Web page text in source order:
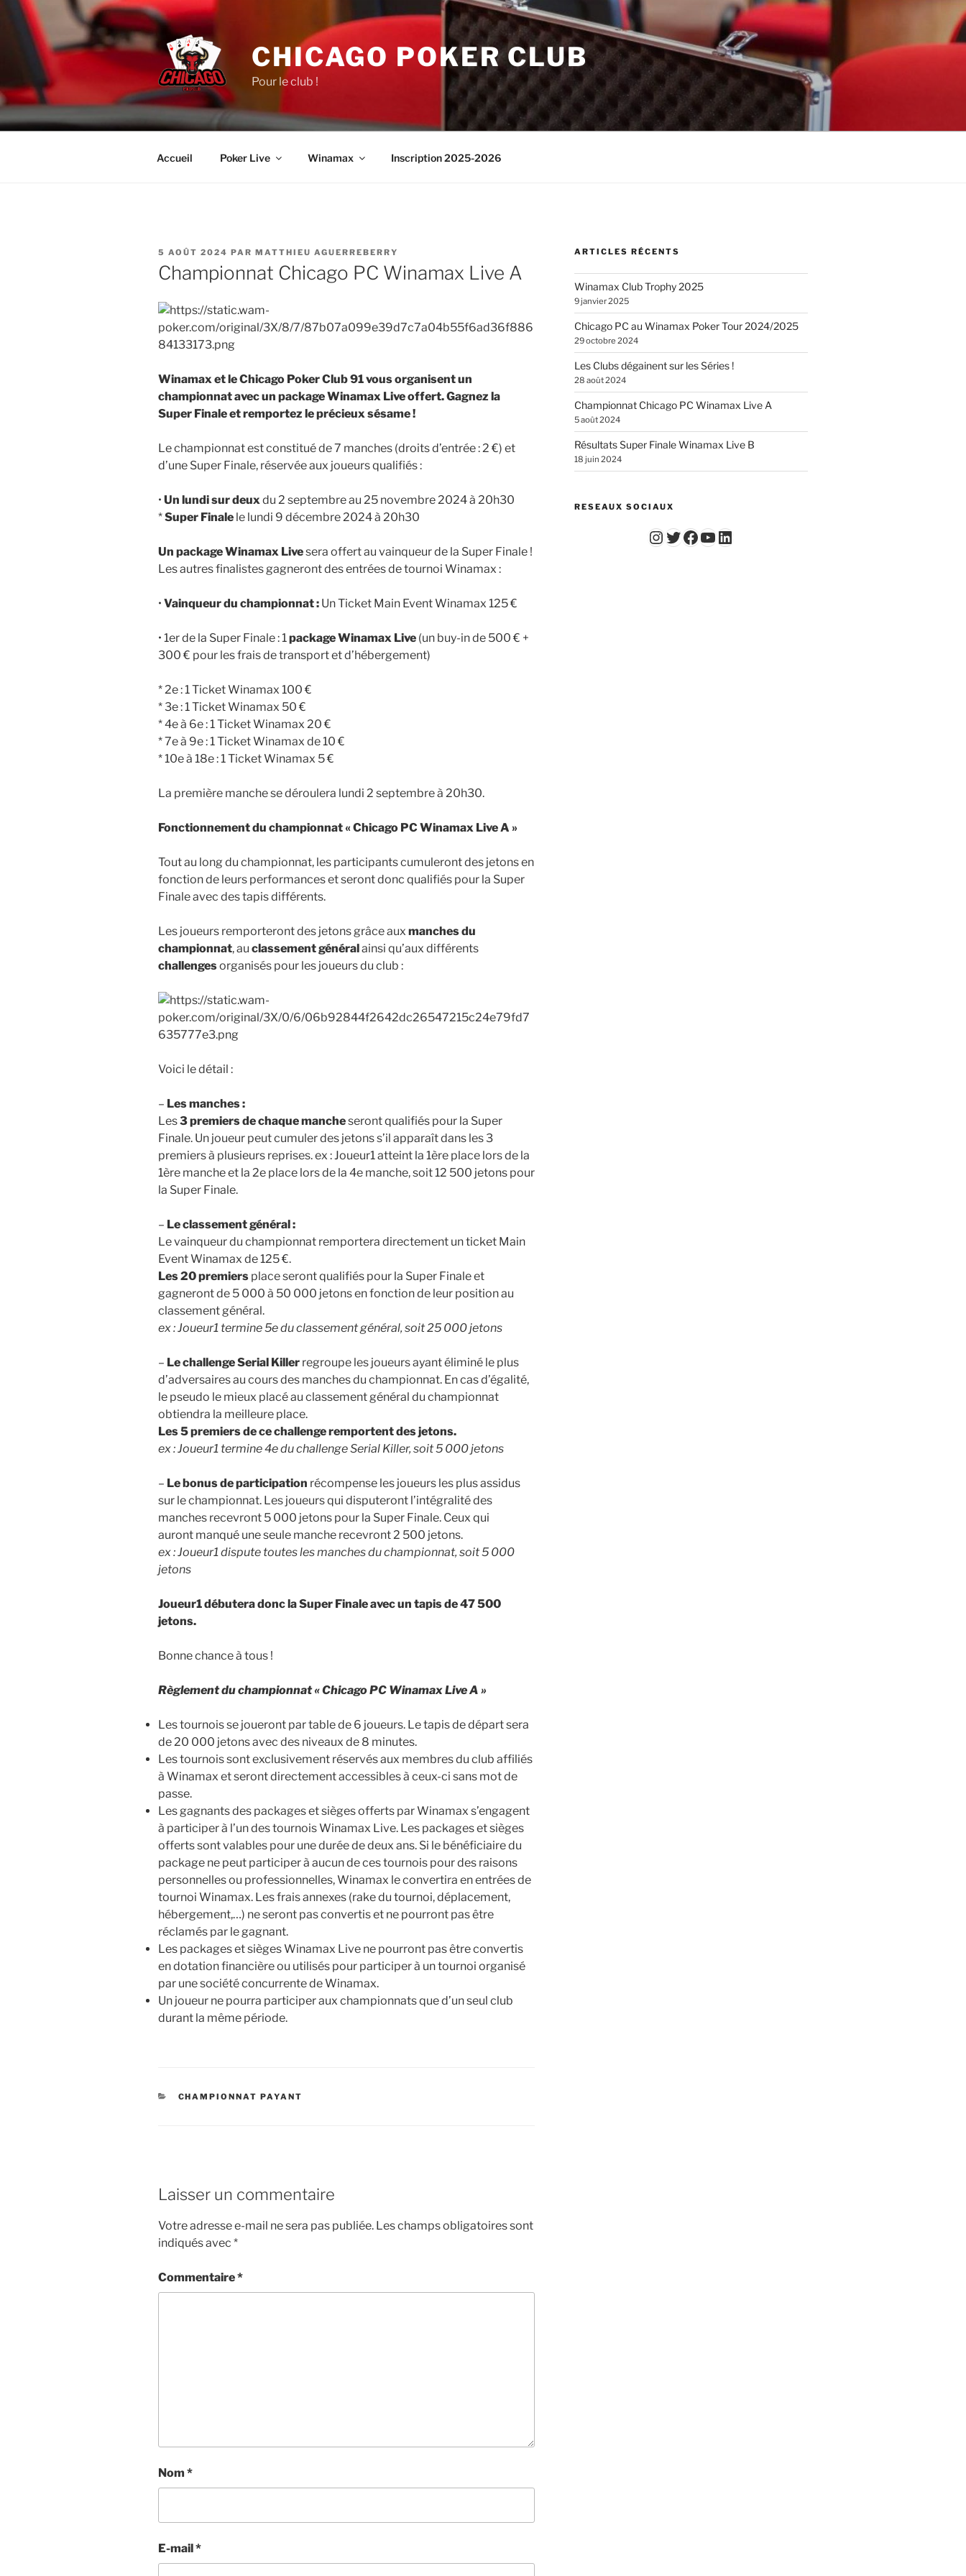
Aller
contenu
principal
CHICAGO POKER CLUB
Pour le club !
Accueil Poker Live Winamax Inscription 2025-2026
PUBLIÉ
LE
5 AOÛT 2024 PAR MATTHIEU AGUERREBERRY
Championnat Chicago PC Winamax Live A
Winamax et le Chicago Poker Club 91 vous organisent un
championnat avec un package Winamax Live offert. Gagnez la
Super Finale et remportez le précieux sésame !
Le championnat est constitué de 7 manches (droits d’entrée : 2 €) et
d’une Super Finale, réservée aux joueurs qualifiés :
• Un lundi sur deuxdu 2 septembre au 25 novembre 2024 à 20h30
*Super Finale le lundi 9 décembre 2024 à 20h30
Un package Winamax Livesera offert au vainqueur de la Super Finale !
Les autres finalistes gagneront des entrées de tournoi Winamax :
• Vainqueur du championnat : Un Ticket Main Event Winamax 125 €
• 1er de la Super Finale : 1package Winamax Live (un buy-in de 500 € +
300 € pour les frais de transport et d’hébergement)
* 2e : 1 Ticket Winamax 100 €
* 3e : 1 Ticket Winamax 50 €
* 4e à 6e : 1 Ticket Winamax 20 €
* 7e à 9e : 1 Ticket Winamax de 10 €
* 10e à 18e : 1 Ticket Winamax 5 €
La première manche se déroulera lundi 2 septembre à 20h30.
Fonctionnement du championnat « Chicago PC Winamax Live A »
Tout au long du championnat, les participants cumuleront des jetons en
fonction de leurs performances et seront donc qualifiés pour la Super
Finale avec des tapis différents.
Les joueurs remporteront des jetons grâce aux manches du
championnat, au classement général ainsi qu’aux différents
challengesorganisés pour les joueurs du club :
Voici le détail :
– Les manches :
Les3 premiers de chaque mancheseront qualifiés pour la Super
Finale. Un joueur peut cumuler des jetons s’il apparaît dans les 3
premiers à plusieurs reprises. ex : Joueur1 atteint la 1ère place lors de la
1ère manche et la 2e place lors de la 4e manche, soit 12 500 jetons pour
la Super Finale.
– Le classement général :
Le vainqueur du championnat remportera directement un ticket Main
Event Winamax de 125 €.
Les 20 premiers place seront qualifiés pour la Super Finale et
gagneront de 5 000 à 50 000 jetons en fonction de leur position au
classement général.
ex : Joueur1 termine 5e du classement général, soit 25 000 jetons
– Le challenge Serial Killer regroupe les joueurs ayant éliminé le plus
d’adversaires au cours des manches du championnat. En cas d’égalité,
le pseudo le mieux placé au classement général du championnat
obtiendra la meilleure place.
Les 5 premiers de ce challenge remportent des jetons.
ex : Joueur1 termine 4e du challenge Serial Killer, soit 5 000 jetons
– Le bonus de participation récompense les joueurs les plus assidus
sur le championnat. Les joueurs qui disputeront l’intégralité des
manches recevront 5 000 jetons pour la Super Finale. Ceux qui
auront manqué une seule manche recevront 2 500 jetons.
ex : Joueur1 dispute toutes les manches du championnat, soit 5 000
jetons
Joueur1 débutera donc la Super Finale avec un tapis de 47 500
jetons.
Bonne chance à tous !
Règlement du championnat « Chicago PC Winamax Live A »
Les tournois se joueront par table de 6 joueurs. Le tapis de départ sera
de 20 000 jetons avec des niveaux de 8 minutes.
Les tournois sont exclusivement réservés aux membres du club affiliés
à Winamax et seront directement accessibles à ceux-ci sans mot de
passe.
Les gagnants des packages et sièges offerts par Winamax s’engagent
à participer à l’un des tournois Winamax Live. Les packages et sièges
offerts sont valables pour une durée de deux ans. Si le bénéficiaire du
package ne peut participer à aucun de ces tournois pour des raisons
personnelles ou professionnelles, Winamax le convertira en entrées de
tournoi Winamax. Les frais annexes (rake du tournoi, déplacement,
hébergement,…) ne seront pas convertis et ne pourront pas être
réclamés par le gagnant.
Les packages et sièges Winamax Live ne pourront pas être convertis
en dotation financière ou utilisés pour participer à un tournoi organisé
par une société concurrente de Winamax.
Un joueur ne pourra participer aux championnats que d’un seul club
durant la même période.
CATÉGORIES
CHAMPIONNAT PAYANT
Laisser un commentaire
Votre adresse e-mail ne sera pas publiée. Les champs obligatoires sont
indiqués avec *
Commentaire*
Nom *
E-mail*
ARTICLES RÉCENTS
Winamax Club Trophy 2025
9 janvier 2025
Chicago PC au Winamax Poker Tour 2024/2025
29 octobre 2024
Les Clubs dégainent sur les Séries !
28 août 2024
Championnat Chicago PC Winamax Live A
5 août 2024
Résultats Super Finale Winamax Live B
18 juin 2024
RESEAUX SOCIAUX
Instagram
Twitter
Facebook
YouTube - Vidéos du Chicago Poker ClubLinkedIn